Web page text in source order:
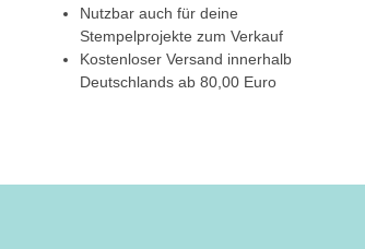
Nutzbar auch für deine
Stempelprojekte zum Verkauf
Kostenloser Versand innerhalb
Deutschlands ab 80,00 Euro